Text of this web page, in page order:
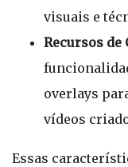
visuais e
Recursos de
overlays
vídeos
Essas